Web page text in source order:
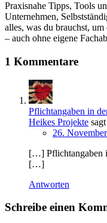
Praxisnahe Tipps, Tools
Unternehmen,
alles, was du brauchst,
– auch ohne eigene
1 Kommentare
Pflichtangaben in
Heikes Projekte sagt
26.
[…] Pflichtangaben
[…]
Antworten
Schreibe einen